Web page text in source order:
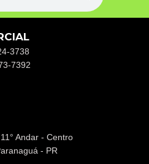
3738
7392
Andar - Centro
- PR